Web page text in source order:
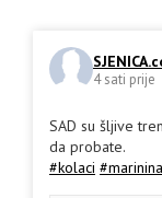
4 sati prije
SAD su šljive
da probate.
#kolaci